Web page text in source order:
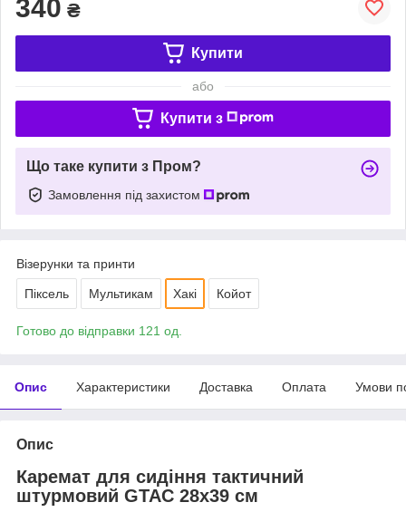
340 ₴
Купити
або
Купити з
Що таке купити з Пром?
Замовлення під захистом
Візерунки та принти
Піксель Мультикам Хакі Койот
Готово до відправки 121 од.
Опис Характеристики Доставка Оплата Умови
Опис
Каремат для сидіння тактичний
штурмовий GTAC 28x39 см